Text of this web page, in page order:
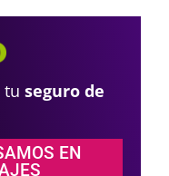
tu seguro de
EN